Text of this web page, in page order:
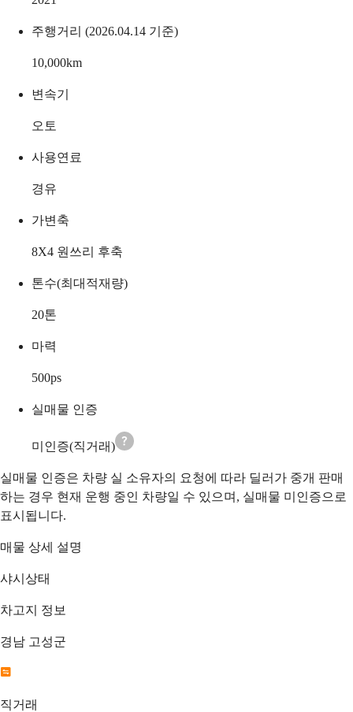
주행거리 (2026.04.14 기준)
10,000km
변속기
오토
사용연료
경유
가변축
8X4 원쓰리 후축
톤수(최대적재량)
20톤
마력
500ps
실매물 인증
미인증(직거래)
실매물 인증은 차량 실 소유자의 요청에 따라 딜러가 중개 판매
하는 경우 현재 운행 중인 차량일 수 있으며, 실매물 미인증으로
표시됩니다.
매물 상세 설명
샤시상태
차고지 정보
경남 고성군
직거래